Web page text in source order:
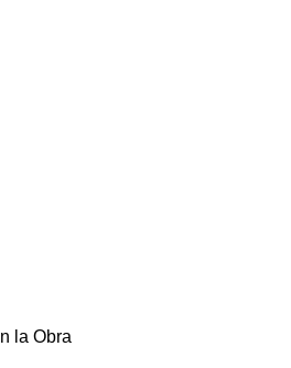
la Obra